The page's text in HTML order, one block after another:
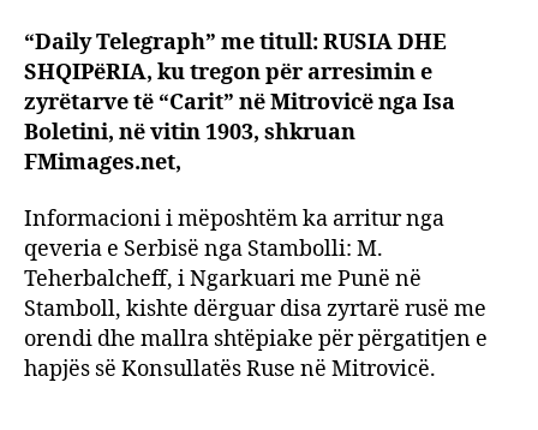
“Daily Telegraph” me titull: RUSIA DHE
SHQIPëRIA, ku tregon për arresimin e
zyrëtarve të “Carit” në Mitrovicë nga Isa
Boletini, në vitin 1903, shkruan
FMimages.net,
Informacioni i mëposhtëm ka arritur nga
qeveria e Serbisë nga Stambolli: M.
Teherbalcheff, i Ngarkuari me Punë në
Stamboll, kishte dërguar disa zyrtarë rusë me
orendi dhe mallra shtëpiake për përgatitjen e
hapjës së Konsullatës Ruse në Mitrovicë.